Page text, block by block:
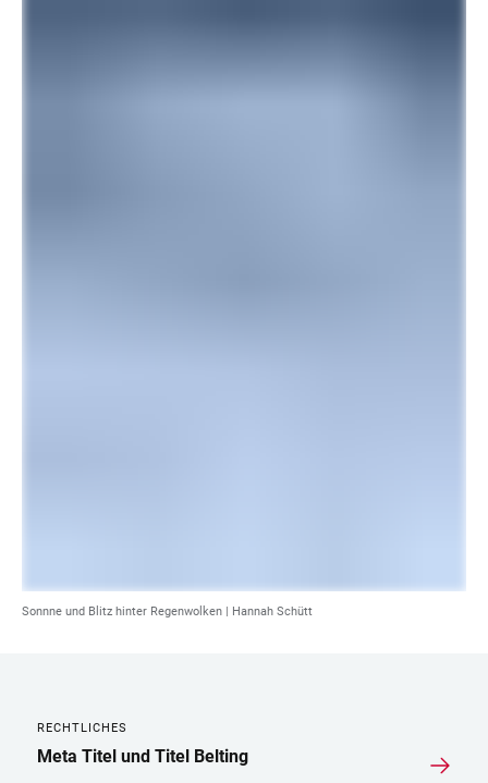
Sonnne und Blitz hinter Regenwolken | Hannah Schütt
LINKS
RECHTLICHES
Meta Titel und Titel Belting